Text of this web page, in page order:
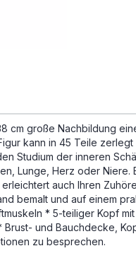
cm große Nachbildung
kann in 45 Teile
Studium der inneren
Lunge, Herz oder
auch Ihren
bemalt und auf einem
* 5-teiliger Kopf
und Bauchdecke,
zu besprechen.